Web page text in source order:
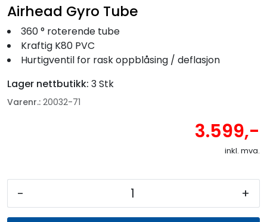
Airhead Gyro Tube
360 ° roterende tube
Kraftig K80 PVC
Hurtigventil for rask oppblåsing / deflasjon
Lager nettbutikk: 3 Stk
Varenr.: 20032-71
3.599,-
inkl. mva.
- +